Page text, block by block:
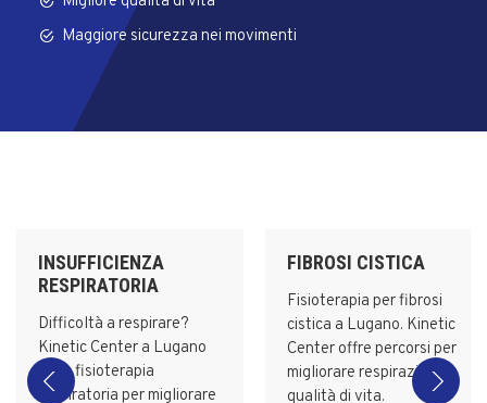
Maggiore sicurezza nei movimenti
INSUFFICIENZA
RESPIRATORIA
Difficoltà a respirare?
Kinetic Center a Lugano
offre fisioterapia
respiratoria per migliorare
FIBROSI CISTICA
Fisioterapia per fibrosi
cistica a Lugano. Kinetic
Center offre percorsi per
migliorare respirazione e
qualità di vita.